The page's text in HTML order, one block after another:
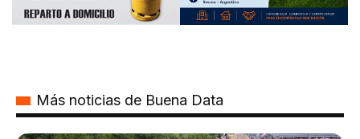
Más noticias de Buena Data